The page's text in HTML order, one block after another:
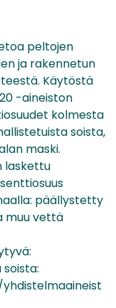
peltojen
ja rakennetun
Käytöstä
-aineiston
kolmesta
soista,
maski.
laskettu
päällystetty
muu vettä